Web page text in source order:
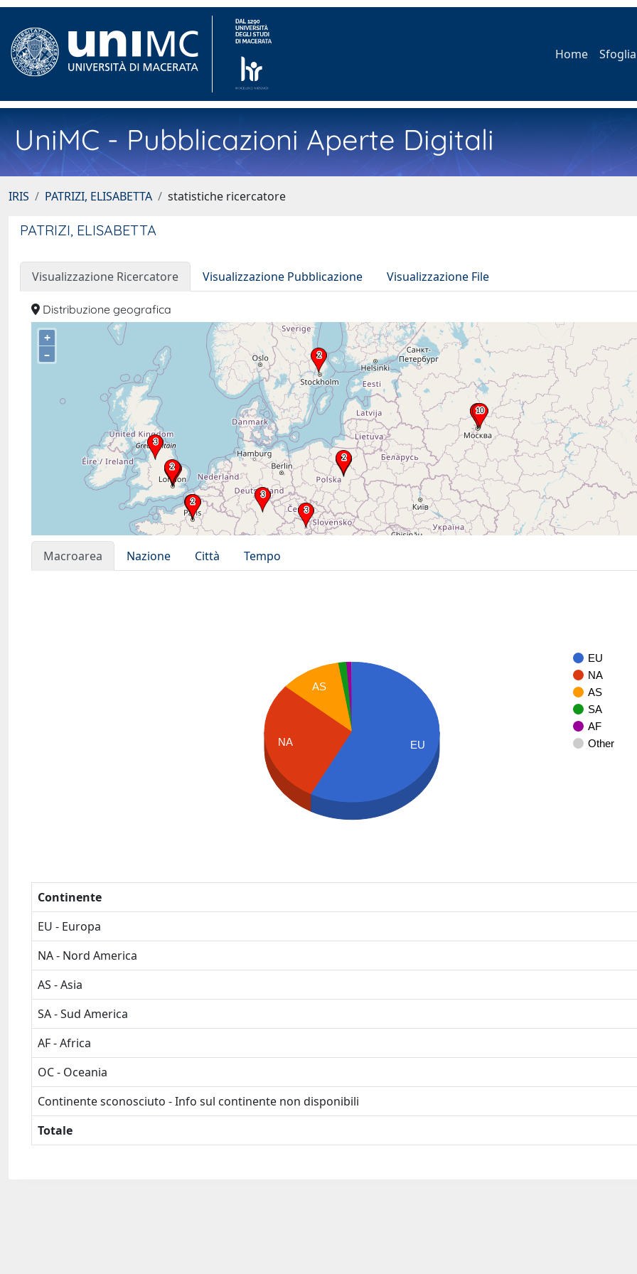
Home Sfoglia
UniMC - Pubblicazioni Aperte Digitali
IRIS PATRIZI, ELISABETTA statistiche ricercatore
PATRIZI, ELISABETTA
Visualizzazione Ricercatore Visualizzazione Pubblicazione Visualizzazione File
Distribuzione geografica
+
–
Macroarea Nazione Città
Tempo
EU
NA
AS
SA
AF
Other
AS
NA EU
Continente
EU - Europa
NA - Nord America
AS - Asia
SA - Sud America
AF - Africa
OC - Oceania
Continente sconosciuto - Info sul continente non disponibili
Totale